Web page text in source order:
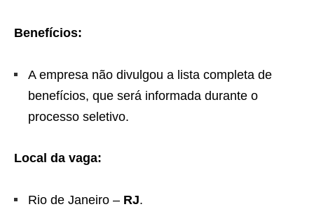
Benefícios:
A empresa não divulgou a lista completa de
benefícios, que será informada durante o
processo seletivo.
Local da vaga:
Rio de Janeiro – RJ.